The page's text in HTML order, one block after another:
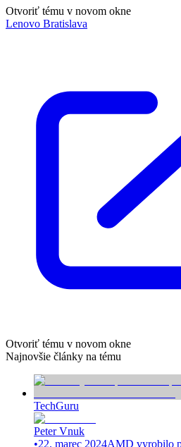
Otvoriť tému v novom okne
Lenovo Bratislava
Otvoriť tému v novom okne
Najnovšie články na tému
TechGuru
Peter Vnuk
•22. marec 2024AMD vyrobilo